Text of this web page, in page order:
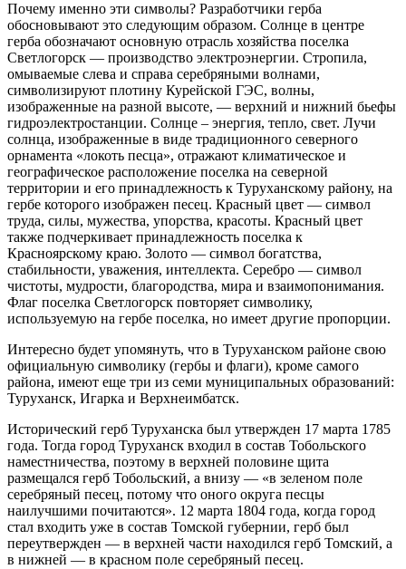
Почему именно эти символы? Разработчики герба
обосновывают это следующим образом. Солнце в центре
герба обозначают основную отрасль хозяйства поселка
Светлогорск — производство электроэнергии. Стропила,
омываемые слева и справа серебряными волнами,
символизируют плотину Курейской ГЭС, волны,
изображенные на разной высоте, — верхний и нижний бьефы
гидроэлектростанции. Солнце – энергия, тепло, свет. Лучи
солнца, изображенные в виде традиционного северного
орнамента «локоть песца», отражают климатическое и
географическое расположение поселка на северной
территории и его принадлежность к Туруханскому району, на
гербе которого изображен песец. Красный цвет — символ
труда, силы, мужества, упорства, красоты. Красный цвет
также подчеркивает принадлежность поселка к
Красноярскому краю. Золото — символ богатства,
стабильности, уважения, интеллекта. Серебро — символ
чистоты, мудрости, благородства, мира и взаимопонимания.
Флаг поселка Светлогорск повторяет символику,
используемую на гербе поселка, но имеет другие пропорции.
Интересно будет упомянуть, что в Туруханском районе свою
официальную символику (гербы и флаги), кроме самого
района, имеют еще три из семи муниципальных образований:
Туруханск, Игарка и Верхнеимбатск.
Исторический герб Туруханска был утвержден 17 марта 1785
года. Тогда город Туруханск входил в состав Тобольского
наместничества, поэтому в верхней половине щита
размещался герб Тобольский, а внизу — «в зеленом поле
серебряный песец, потому что оного округа песцы
наилучшими почитаются». 12 марта 1804 года, когда город
стал входить уже в состав Томской губернии, герб был
переутвержден — в верхней части находился герб Томский, а
в нижней — в красном поле серебряный песец.